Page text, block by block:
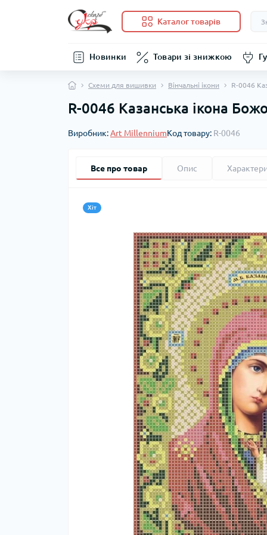
Каталог товарів
Новинки Товари зі знижкою
Схеми для вишивки Вінчальні ікони R-0046
R-0046 Казанська ікона
Виробник:Art MillenniumКод товару: R-0046
Все про товар Опис
Хіт